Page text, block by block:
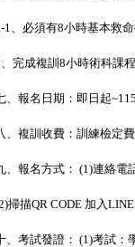
1、必須有8小時基本救
完成複訓8小時術科課
、報名日期：即日起
、複訓收費：訓練檢定
、報名方式： (1)連絡電
掃描QR CODE 加入
、考試發證： (1)考試：